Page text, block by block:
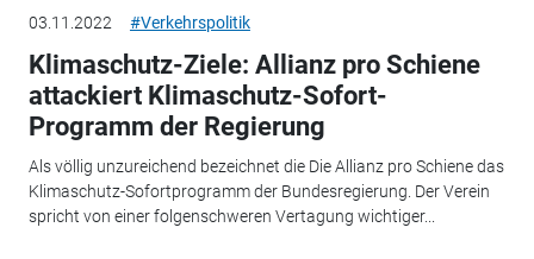
03.11.2022 #Verkehrspolitik
Klimaschutz-Ziele: Allianz pro Schiene
attackiert Klimaschutz-Sofort-
Programm der Regierung
Als völlig unzureichend bezeichnet die Die Allianz pro Schiene das
Klimaschutz-Sofortprogramm der Bundesregierung. Der Verein
spricht von einer folgenschweren Vertagung wichtiger...